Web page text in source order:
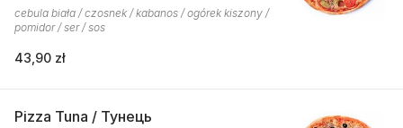
cebula biała / czosnek / kabanos / ogórek kiszony /
pomidor / ser / sos
43,90 zł
Pizza Tuna / Тунець